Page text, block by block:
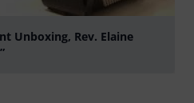
Unboxing, Rev. Elaine